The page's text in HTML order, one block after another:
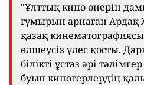
"Ұлттық кино өнерін
ғұмырын арнаған
қазақ
өлшеусіз үлес қосты.
білікті ұстаз әрі
буын киногерлердің